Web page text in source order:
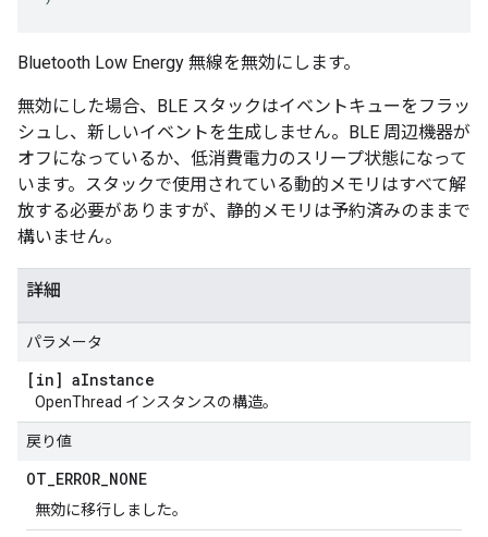
Bluetooth Low Energy 無線を無効にします。
無効にした場合、BLE スタックはイベントキューをフラッ
シュし、新しいイベントを生成しません。BLE 周辺機器が
オフになっているか、低消費電力のスリープ状態になって
います。スタックで使用されている動的メモリはすべて解
放する必要がありますが、静的メモリは予約済みのままで
構いません。
詳細
パラメータ
[in] aInstance
OpenThread インスタンスの構造。
戻り値
OT_ERROR_NONE
無効に移行しました。